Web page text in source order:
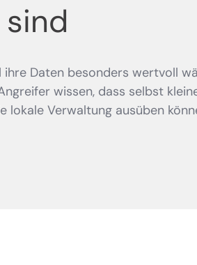
Daten besonders wertvoll
wissen, dass selbst
Verwaltung ausüben